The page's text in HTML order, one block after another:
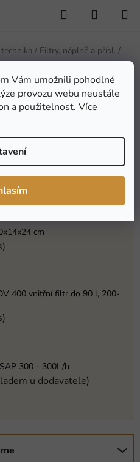
Vám umožnili pohodlné
provozu webu neustále
a použitelnost. Více
Hledat
/ Filtry, náplně a přísl. /
vnitřní filtr s UV lampou
cm
400 vnitřní filtr do 90 l, 200-
300 - 300L/h
u dodavatele)